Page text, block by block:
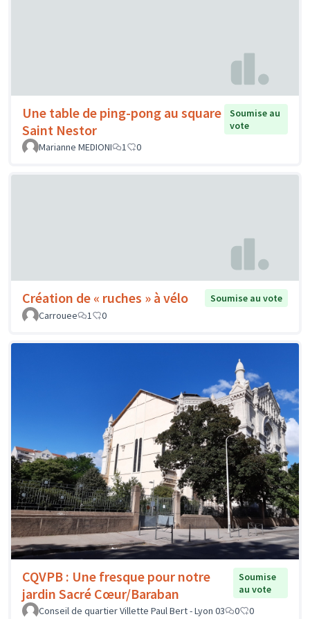
Une table de ping-pong au square
Saint Nestor
Soumise au
vote
Marianne MEDIONI
1 0
Création de « ruches » à vélo
Soumise au vote
Carrouee
1 0
CQVPB : Une fresque pour notre
jardin Sacré Cœur/Baraban
Soumise
au vote
Conseil de quartier Villette Paul Bert - Lyon 03
0 0